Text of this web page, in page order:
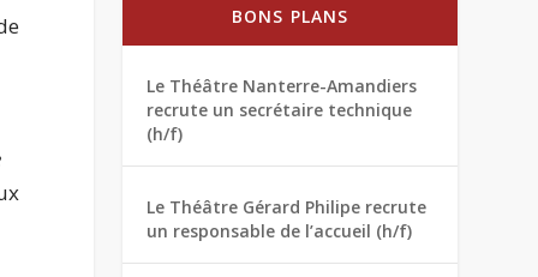
BONS PLANS
Le Théâtre Nanterre-Amandiers
recrute un secrétaire technique
(h/f)
Le Théâtre Gérard Philipe recrute
un responsable de l’accueil (h/f)